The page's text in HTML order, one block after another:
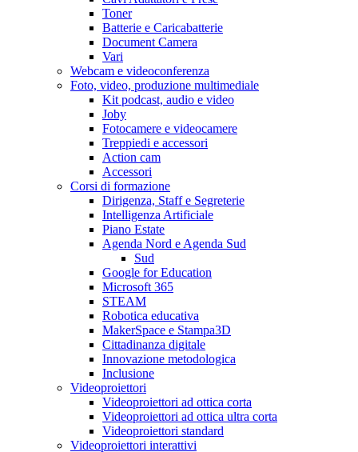
Toner
Batterie e Caricabatterie
Document Camera
Vari
Webcam e videoconferenza
Foto, video, produzione multimediale
Kit podcast, audio e video
Joby
Fotocamere e videocamere
Treppiedi e accessori
Action cam
Accessori
Corsi di formazione
Dirigenza, Staff e Segreterie
Intelligenza Artificiale
Piano Estate
Agenda Nord e Agenda Sud
Sud
Google for Education
Microsoft 365
STEAM
Robotica educativa
MakerSpace e Stampa3D
Cittadinanza digitale
Innovazione metodologica
Inclusione
Videoproiettori
Videoproiettori ad ottica corta
Videoproiettori ad ottica ultra corta
Videoproiettori standard
Videoproiettori interattivi